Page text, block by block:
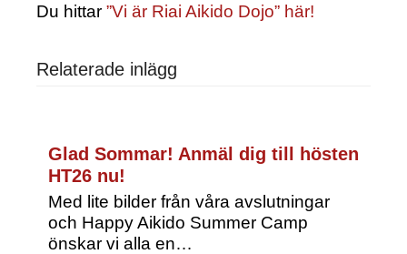
Du hittar”Vi är Riai Aikido Dojo” här!
Relaterade inlägg
Glad Sommar! Anmäl dig till hösten
HT26 nu!
Med lite bilder från våra avslutningar
och Happy Aikido Summer Camp
önskar vi alla en…